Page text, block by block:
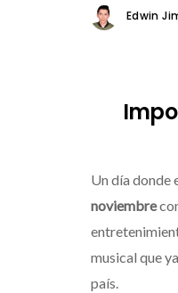
Edwin
Un día donde
noviembre
musical que
país.